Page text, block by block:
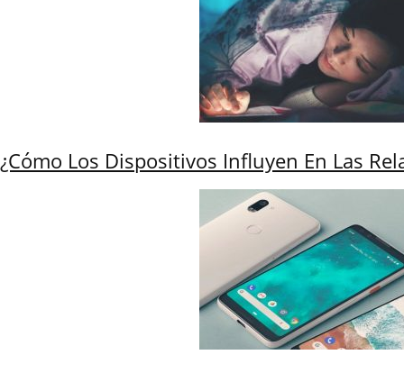
¿Cómo Los Dispositivos Influyen En Las